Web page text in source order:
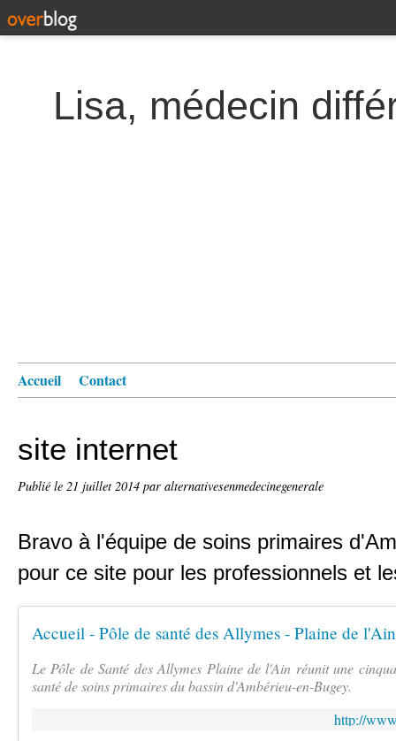
Lisa, médecin
Accueil Contact
site internet
Publié le 21 juillet 2014 par alternativesenmedecinegenerale
Bravo à l'équipe de soins primaires
pour ce site pour les professionnels et
Accueil - Pôle de santé des Allymes - Plaine de
Le Pôle de Santé des Allymes Plaine de l'Ain réunit une
santé de soins primaires du bassin d'Ambérieu-en-Bugey.
http://